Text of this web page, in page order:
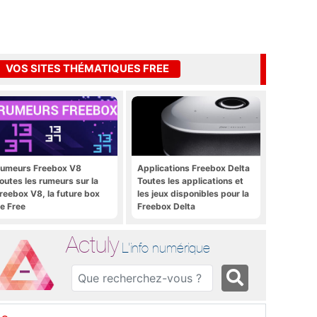
VOS SITES THÉMATIQUES FREE
Freebox V8
les rumeurs sur la
V8, la future box
Free
Applications Freebox Delta
Toutes les applications et
les jeux disponibles pour la
Freebox Delta
Actuly L'info numérique